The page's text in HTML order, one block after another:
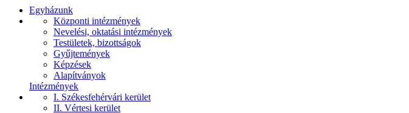
Egyházunk
Központi intézmények
Nevelési, oktatási intézmények
Testületek, bizottságok
Gyűjtemények
Képzések
Alapítványok
Intézmények
I. Székesfehérvári kerület
II. Vértesi kerület